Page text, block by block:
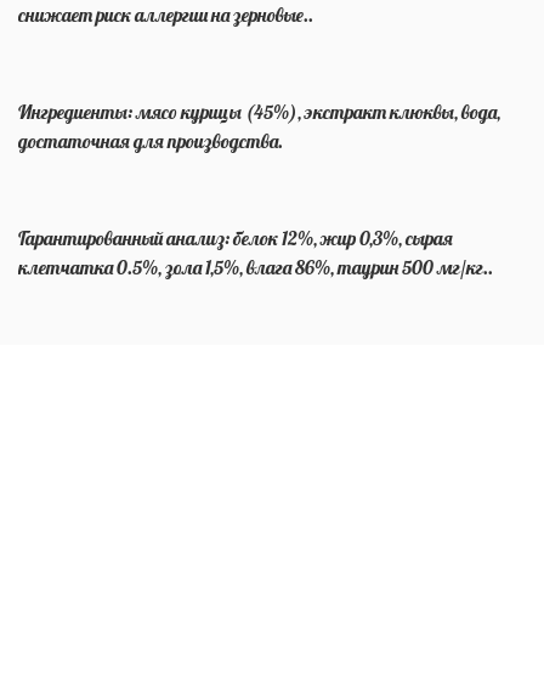
снижает риск аллергии на зерновые..
Ингредиенты: мясо курицы (45%), экстракт клюквы, вода,
достаточная для производства.
Гарантированный анализ: белок 12%, жир 0,3%, сырая
клетчатка 0.5%, зола 1,5%, влага 86%, таурин 500 мг/кг..